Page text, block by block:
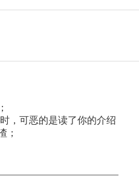
，可恶的是读了你的介绍
；